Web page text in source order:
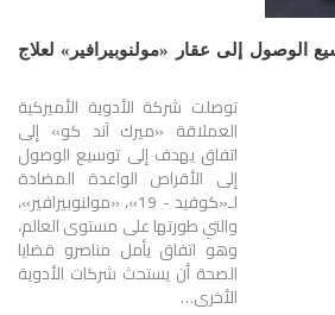
الوصول إلى عقار «مولنوبيرافير» لعلاج
توصلت شركة الأدوية الأميركية
العملاقة «ميرك آند كو» إلى
اتفاق يهدف إلى توسيع الوصول
إلى الأقراص الواعدة المضادة
لـ«كوفيد - 19»، «مولنوبيرافير»،
والتي طورتها على مستوى العالم،
وهو اتفاق يأمل مناصرو قضايا
الصحة أن يستحث شركات الأدوية
الأخرى…